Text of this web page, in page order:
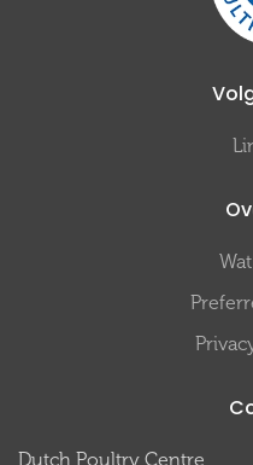
Dutch Poultry Centre